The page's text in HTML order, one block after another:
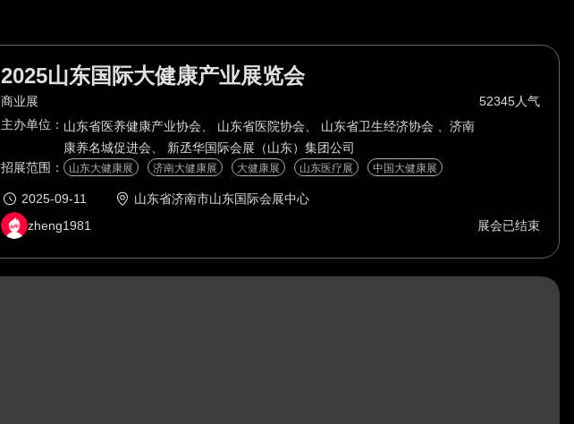
2025山东国际大健康产业展览会
商业展
52345人气
主办单位： 山东省医养健康产业协会、 山东省医院协会、 山东省卫生经济协会 、济南
康养名城促进会、 新丞华国际会展（山东）集团公司
招展范围：
山东大健康展 济南大健康展 大健康展 山东医疗展 中国大健康展
2025-09-11
山东省济南市山东国际会展中心
zheng1981
展会已结束